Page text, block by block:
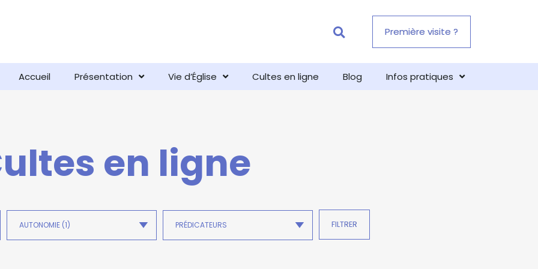
Première visite ?
Accueil Présentation Vie d’Église Cultes en ligne Blog Infos pratiques
en ligne